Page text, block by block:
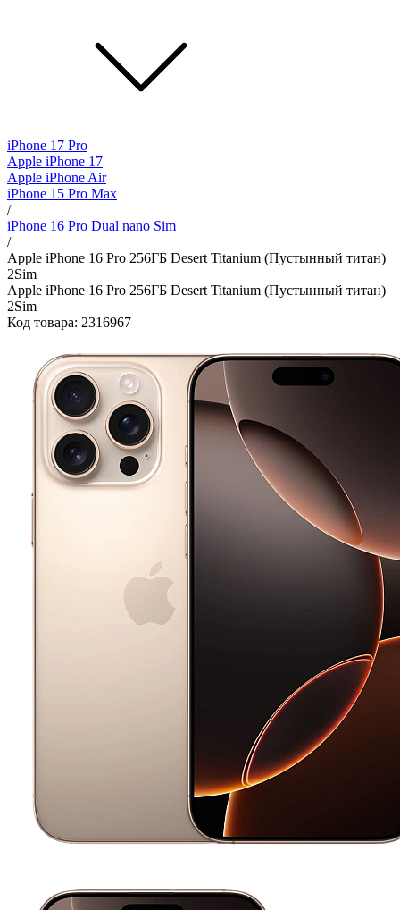
iPhone 17 Pro
Apple iPhone 17
Apple iPhone Air
iPhone 15 Pro Max
/
iPhone 16 Pro Dual nano Sim
/
Apple iPhone 16 Pro 256ГБ Desert Titanium (Пустынный титан)
2Sim
Apple iPhone 16 Pro 256ГБ Desert Titanium (Пустынный титан)
2Sim
Код товара: 2316967